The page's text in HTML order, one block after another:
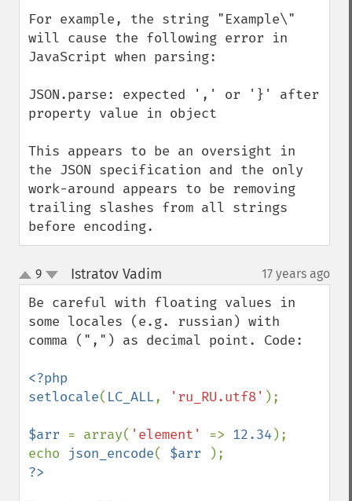
For example, the string "Example\"
will cause the following error in
JavaScript when parsing:
JSON.parse: expected ',' or '}' after
property value in object
This appears to be an oversight in
the JSON specification and the only
work-around appears to be removing
trailing slashes from all strings
before encoding.
up
down
9 Istratov Vadim 17 years ago
Be careful with floating values in
some locales (e.g. russian) with
comma (",") as decimal point. Code:
<?php
setlocale( LC_ALL, 'ru_RU.utf8' );
$arr = array( 'element' => 12.34 );
echo json_encode( $arr